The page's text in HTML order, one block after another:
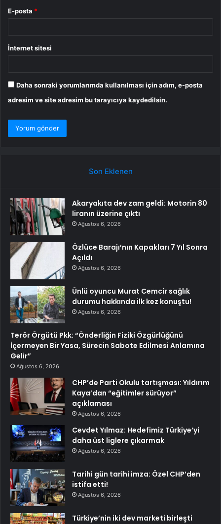
E-posta *
İnternet sitesi
Daha sonraki yorumlarımda kullanılması için adım, e-posta
adresim ve site adresim bu tarayıcıya kaydedilsin.
Son Eklenen
Akaryakıta dev zam geldi: Motorin 80
liranın üzerine çıktı
Ağustos 6, 2026
Özlüce Barajı’nın Kapakları 7 Yıl Sonra
Açıldı
Ağustos 6, 2026
Ünlü oyuncu Murat Cemcir sağlık
durumu hakkında ilk kez konuştu!
Ağustos 6, 2026
Terör Örgütü Pkk: “Önderliğin Fiziki Özgürlüğünü
İçermeyen Bir Yasa, Sürecin Sabote Edilmesi Anlamına
Gelir”
Ağustos 6, 2026
CHP’de Parti Okulu tartışması: Yıldırım
Kaya’dan “eğitimler sürüyor”
açıklaması
Ağustos 6, 2026
Cevdet Yılmaz: Hedefimiz Türkiye’yi
daha üst liglere çıkarmak
Ağustos 6, 2026
Tarihi gün tarihi imza: Özel CHP’den
istifa etti!
Ağustos 6, 2026
Türkiye’nin iki dev marketi birleşti